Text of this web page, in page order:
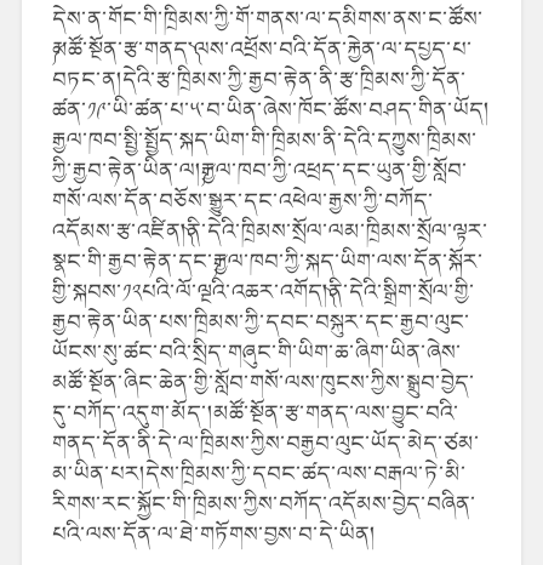
དེས་ན་གོང་གི་ཁྲིམས་ཀྱི་གོ་གནས་ལ་དམིགས་ནས་ང་ཚོས་
༼མཚོ་སྔོན་རྩ་གནད་༽ལས་འཕྲོས་བའི་དོན་རྐྱེན་ལ་དཔྱད་པ་
བཏང་ན།དེའི་རྩ་ཁྲིམས་ཀྱི་རྒྱབ་རྟེན་ནི་རྩ་ཁྲིམས་ཀྱི་དོན་
ཚན་༡༩་ཡི་ཚན་པ་༥་བ་ཡིན་ཞེས་ཁོང་ཚོས་བཤད་གིན་ཡོད།
རྒྱལ་ཁབ་སྤྱི་སྤྱོད་སྐད་ཡིག་གི་ཁྲིམས་ནི་དེའི་དཀྱུས་ཁྲིམས་
ཀྱི་རྒྱབ་རྟེན་ཡིན་ལ།༼རྒྱལ་ཁབ་ཀྱི་འཕྲད་དང་ཡུན་གྱི་སློབ་
གསོ་ལས་དོན་བཅོས་སྒྱུར་དང་འཕེལ་རྒྱས་ཀྱི་བཀོད་
འདོམས་རྩ་འཛིན།༽ནི་དེའི་ཁྲིམས་སྲོལ་ལམ་ཁྲིམས་སྲོལ་ལྟར་
སྣང་གི་རྒྱབ་རྟེན་དང་༼རྒྱལ་ཁབ་ཀྱི་སྐད་ཡིག་ལས་དོན་སྐོར་
གྱི་སྐབས་༡༢པའི་ལོ་ལྔའི་འཆར་འགོད།༽ནི་དེའི་སྒྲིག་སྲོལ་གྱི་
རྒྱབ་རྟེན་ཡིན་པས་ཁྲིམས་ཀྱི་དབང་བསྐུར་དང་རྒྱབ་ལུང་
ཡོངས་སུ་ཚང་བའི་སྲིད་གཞུང་གི་ཡིག་ཆ་ཞིག་ཡིན་ཞེས་
མཚོ་སྔོན་ཞིང་ཆེན་གྱི་སློབ་གསོ་ལས་ཁུངས་ཀྱིས་སྒྲུབ་བྱེད་
དུ་བཀོད་འདུག་མོད་།མཚོ་སྔོན་རྩ་གནད་ལས་བྱུང་བའི་
གནད་དོན་ནི་དེ་ལ་ཁྲིམས་ཀྱིས་བརྒྱབ་ལུང་ཡོད་མེད་ཙམ་
མ་ཡིན་པར།དེས་ཁྲིམས་ཀྱི་དབང་ཚད་ལས་བརྒལ་ཏེ་མི་
རིགས་རང་སྐྱོང་གི་ཁྲིམས་ཀྱིས་བཀོད་འདོམས་བྱེད་བཞིན་
པའི་ལས་དོན་ལ་ཐེ་གཏོགས་བྱས་བ་དེ་ཡིན།